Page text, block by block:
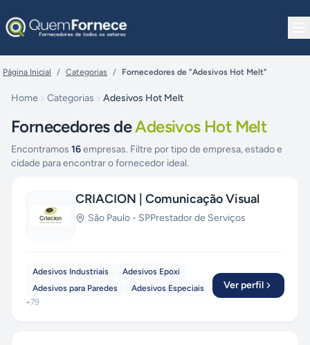
Página Inicial / Categorias / Fornecedores de "Adesivos Hot Melt"
Home Categorias Adesivos Hot Melt
Fornecedores deAdesivos Hot Melt
Encontramos 16empresas. Filtre por tipo de empresa, estado e
cidade para encontrar o fornecedor ideal.
CRIACION | Comunicação Visual
São Paulo - SPPrestador de Serviços
Adesivos Industriais
Adesivos Epoxi
Adesivos para Paredes
Adesivos Especiais
+79
Ver perfil